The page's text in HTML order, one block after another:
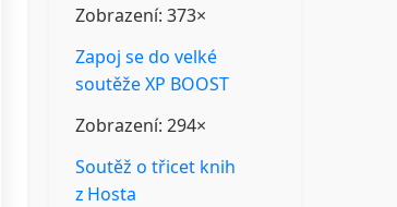
Zobrazení: 373×
Zapoj se do velké
soutěže XP BOOST
Zobrazení: 294×
Soutěž o třicet knih
z Hosta